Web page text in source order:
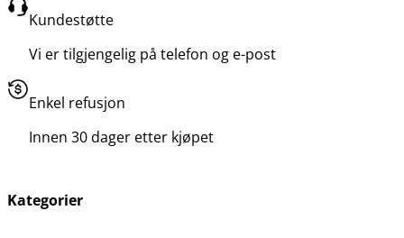
Kundestøtte
Vi er tilgjengelig på telefon og e-post
Enkel refusjon
Innen 30 dager etter kjøpet
Kategorier